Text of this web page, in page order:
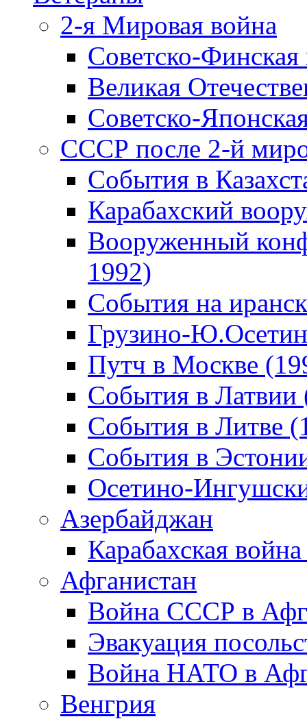
2-я Мировая война
Советско-
Великая
Советско-
СССР после 2-й
События в
Карабахский
Вооруженный
1992)
События на
Грузино-
Путч в Москве
События в Латвии
События в Литве
События в
Осетино-
Азербайджан
Карабахская
Афганистан
Война СССР в
Эвакуация
Война НАТО в
Венгрия